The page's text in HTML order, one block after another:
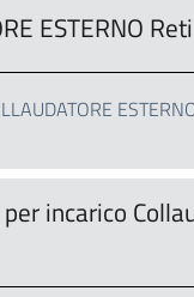
ESTERNO
incarico